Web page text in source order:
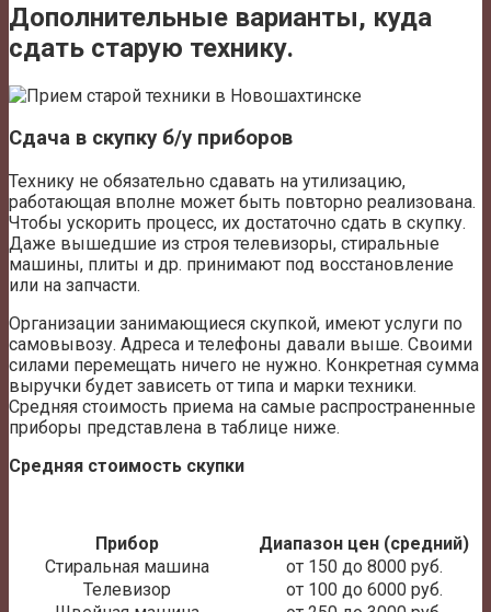
Дополнительные варианты, куда
сдать старую технику.
Сдача в скупку б/у приборов
Технику не обязательно сдавать на утилизацию,
работающая вполне может быть повторно реализована.
Чтобы ускорить процесс, их достаточно сдать в скупку.
Даже вышедшие из строя телевизоры, стиральные
машины, плиты и др. принимают под восстановление
или на запчасти.
Организации занимающиеся скупкой, имеют услуги по
самовывозу. Адреса и телефоны давали выше. Своими
силами перемещать ничего не нужно. Конкретная сумма
выручки будет зависеть от типа и марки техники.
Средняя стоимость приема на самые распространенные
приборы представлена в таблице ниже.
Средняя стоимость скупки
Прибор
Диапазон цен (средний)
Стиральная машина
от 150 до 8000 руб.
Телевизор
от 100 до 6000 руб.